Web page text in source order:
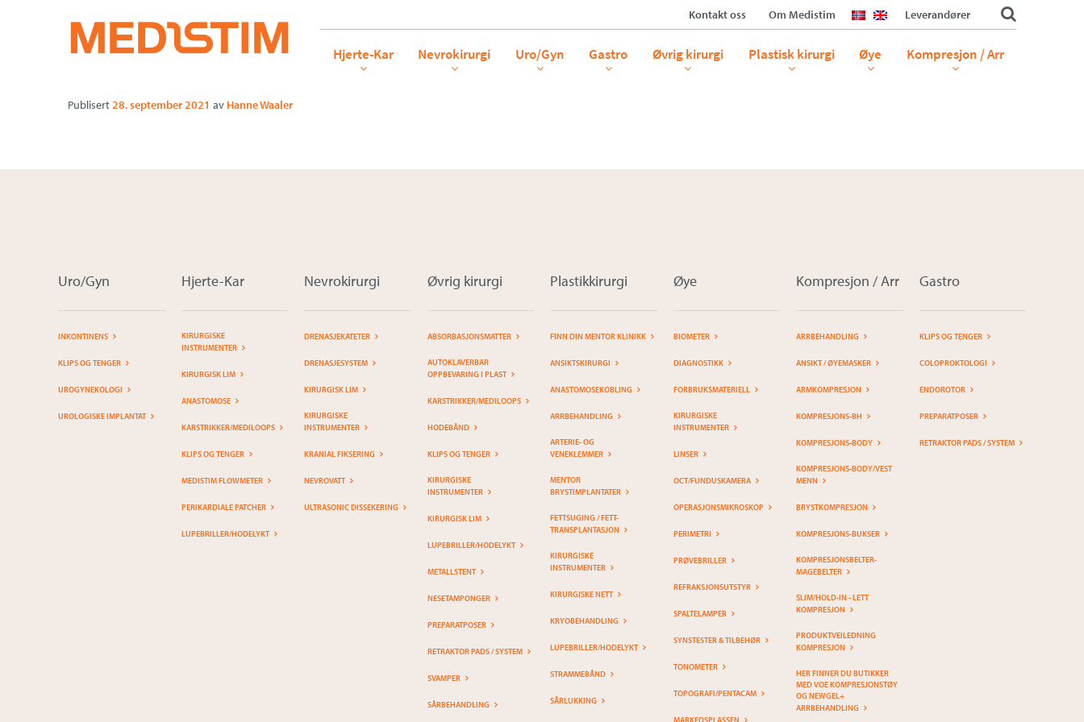
Medistim.no Kontakt oss Om Medistim Leverandører
Hjerte-Kar Nevrokirurgi Uro/Gyn Gastro Øvrig kirurgi Plastisk kirurgi Øye Kompresjon / Arr
Vi støtter ROSA SLØYFE 2021
Publisert28. september 2021 av Hanne Waaler
Uro/Gyn
INKONTINENS
KLIPS OG TENGER
UROGYNEKOLOGI
UROLOGISKE IMPLANTAT
Hjerte-Kar
KIRURGISKE
INSTRUMENTER
KIRURGISK LIM
ANASTOMOSE
KARSTRIKKER/MEDILOOPS
KLIPS OG TENGER
MEDISTIM FLOWMETER
PERIKARDIALE PATCHER
LUPEBRILLER/HODELYKT
Nevrokirurgi
DRENASJEKATETER
DRENASJESYSTEM
KIRURGISK LIM
KIRURGISKE
INSTRUMENTER
KRANIAL FIKSERING
NEVROVATT
ULTRASONIC DISSEKERING
Øvrig kirurgi
ABSORBASJONSMATTER
AUTOKLAVERBAR
OPPBEVARING I PLAST
KARSTRIKKER/MEDILOOPS
HODEBÅND
KLIPS OG TENGER
KIRURGISKE
INSTRUMENTER
KIRURGISK LIM
LUPEBRILLER/HODELYKT
METALLSTENT
NESETAMPONGER
PREPARATPOSER
RETRAKTOR PADS / SYSTEM
SVAMPER
SÅRBEHANDLING
Plastikkirurgi
FINN DIN MENTOR KLINIKK
ANSIKTSKIRURGI
ANASTOMOSEKOBLING
ARRBEHANDLING
ARTERIE- OG
VENEKLEMMER
MENTOR
BRYSTIMPLANTATER
FETTSUGING / FETT-
TRANSPLANTASJON
KIRURGISKE
INSTRUMENTER
KIRURGISKE NETT
KRYOBEHANDLING
LUPEBRILLER/HODELYKT
STRAMMEBÅND
SÅRLUKKING
Øye
BIOMETER
DIAGNOSTIKK
FORBRUKSMATERIELL
KIRURGISKE
INSTRUMENTER
LINSER
OCT/FUNDUSKAMERA
OPERASJONSMIKROSKOP
PERIMETRI
PRØVEBRILLER
REFRAKSJONSUTSTYR
SPALTELAMPER
SYNSTESTER & TILBEHØR
TONOMETER
TOPOGRAFI/PENTACAM
Kompresjon / Arr
ARRBEHANDLING
ANSIKT / ØYEMASKER
ARMKOMPRESJON
KOMPRESJONS-BH
KOMPRESJONS-BODY
KOMPRESJONS-BODY/VEST
MENN
BRYSTKOMPRESJON
KOMPRESJONS-BUKSER
KOMPRESJONSBELTER-
MAGEBELTER
SLIM/HOLD-IN - LETT
KOMPRESJON
PRODUKTVEILEDNING
KOMPRESJON
HER FINNER DU BUTIKKER
MED VOE KOMPRESJONSTØY
OG NEWGEL+
ARRBEHANDLING
Gastro
KLIPS OG TENGER
COLOPROKTOLOGI
ENDOROTOR
PREPARATPOSER
RETRAKTOR PADS / SYSTEM